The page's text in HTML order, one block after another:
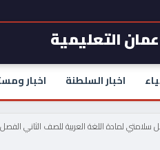
التعليمية
اخبار السلطنة اخبار
لمادة اللغة العربية للصف الثاني الفصل